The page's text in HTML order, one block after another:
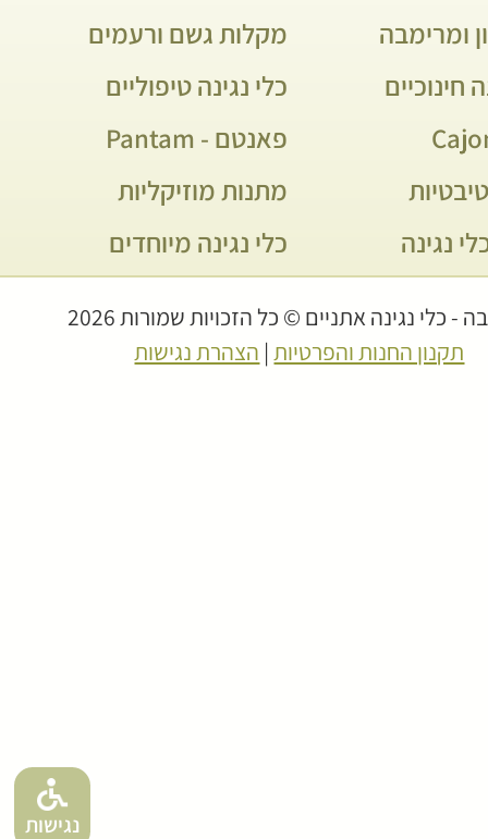
נגישות
ומרימבה
מקלות גשם ורעמים
חינוכיים
כלי נגינה טיפוליים
פאנטם - Pantam
מתנות מוזיקליות
נגינה
כלי נגינה מיוחדים
- כלי נגינה אתניים © כל הזכויות שמורות 2026
תקנון החנות והפרטיות| הצהרת נגישות